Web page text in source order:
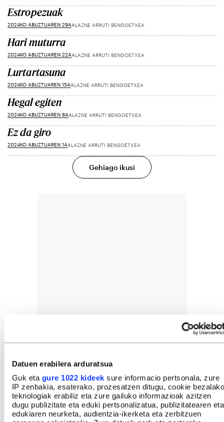
Datuen erabilera arduratsua
Guk eta gure 1022 kideek sure informacio pertsonala, zure
IP zenbakia, esaterako, prozesatzen ditugu, cookie bezalako
teknologiak erabiliz eta zure gailuko informazioak azitzen
dugu publizitate eta eduki pertsonalizatua, publizitatearen eta
edukiaren neurketa, audientzia-ikerketa eta zerbitzuen
Estropezuak
2024KO ABUZTUAREN 29AALAZNE ARRUTI BENGOETXEA
Hari muturra
2024KO ABUZTUAREN 22AALAZNE ARRUTI BENGOETXEA
Lurtartasuna
2024KO ABUZTUAREN 15AALAZNE ARRUTI BENGOETXEA
Hegal egiten
2024KO ABUZTUAREN 8AALAZNE ARRUTI BENGOETXEA
Ez da giro
2024KO ABUZTUAREN 1AALAZNE ARRUTI BENGOETXEA
Gehiago ikusi